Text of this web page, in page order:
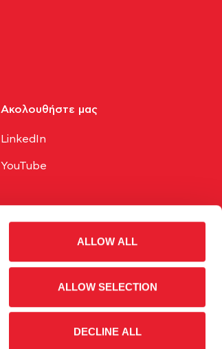
ALLOW ALL
ALLOW SELECTION
DECLINE ALL
Ακολουθήστε μας​
LinkedIn
YouTube